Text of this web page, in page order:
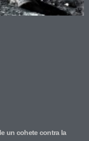
un cohete contra la